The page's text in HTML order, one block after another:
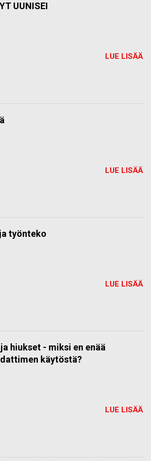
UUNISEI
LUE LISÄÄ
LUE LISÄÄ
työnteko
LUE LISÄÄ
hiukset - miksi en enää
käytöstä?
LUE LISÄÄ